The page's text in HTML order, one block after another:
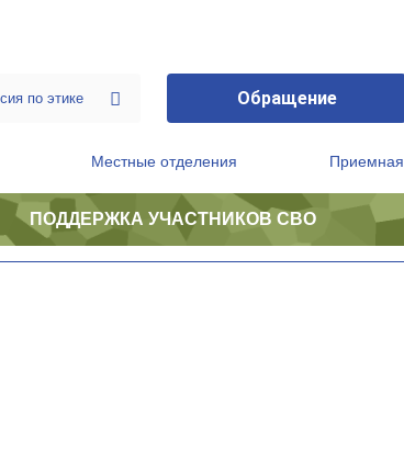
Обращение
Местные отделения Приемная
ПОДДЕРЖКА УЧАСТНИКОВ СВО